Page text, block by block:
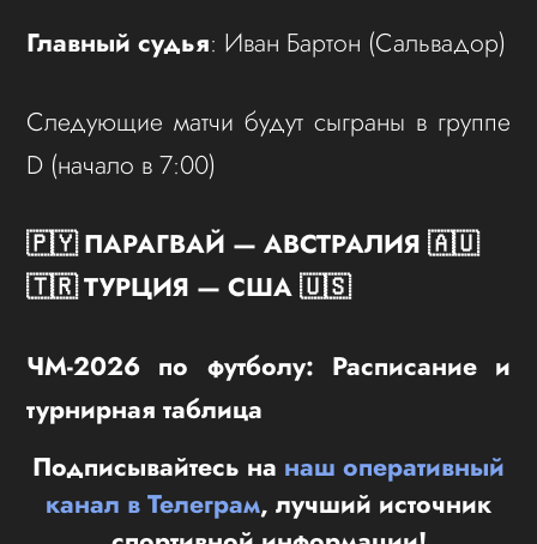
Главный судья: Иван Бартон (Сальвадор)
Следующие матчи будут сыграны в группе
D (начало в 7:00)
🇵🇾 ПАРАГВАЙ — АВСТРАЛИЯ 🇦🇺
🇹🇷 ТУРЦИЯ — США 🇺🇸
ЧМ-2026 по футболу: Расписание и
турнирная таблица
Подписывайтесь на наш оперативный
канал в Телеграм, лучший источник